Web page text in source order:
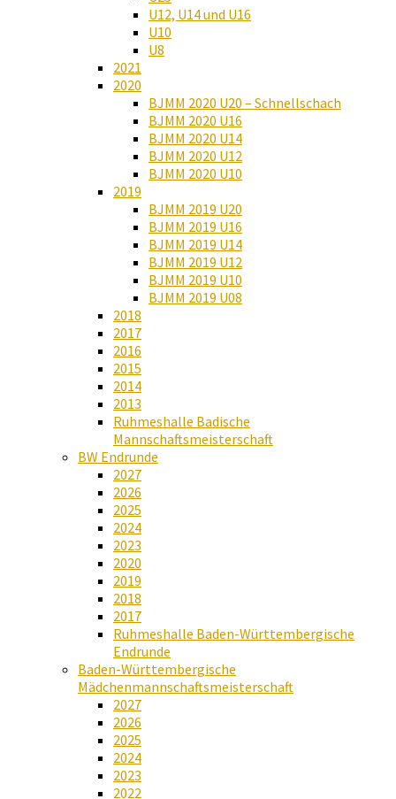
U12, U14 und U16
U10
U8
2021
2020
BJMM 2020 U20 – Schnellschach
BJMM 2020 U16
BJMM 2020 U14
BJMM 2020 U12
BJMM 2020 U10
2019
BJMM 2019 U20
BJMM 2019 U16
BJMM 2019 U14
BJMM 2019 U12
BJMM 2019 U10
BJMM 2019 U08
2018
2017
2016
2015
2014
2013
Ruhmeshalle Badische
Mannschaftsmeisterschaft
BW Endrunde
2027
2026
2025
2024
2023
2020
2019
2018
2017
Ruhmeshalle Baden-Württembergische
Endrunde
Baden-Württembergische
Mädchenmannschaftsmeisterschaft
2027
2026
2025
2024
2023
2022